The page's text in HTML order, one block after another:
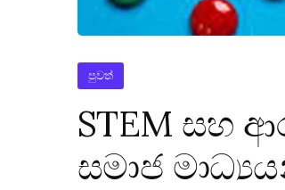
පුවත්
STEM සහ
සමාජ